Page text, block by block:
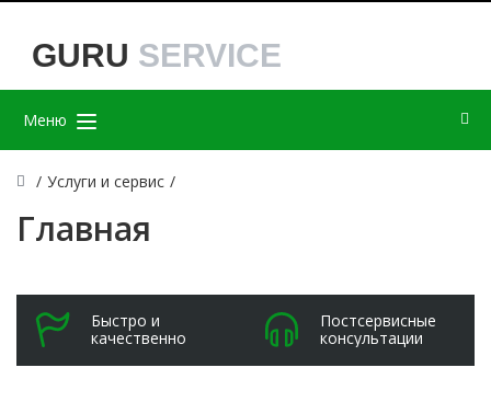
GURU SERVICE
Меню
/ Услуги и сервис /
Главная
Быстро и
качественно
Постсервисные
консультации